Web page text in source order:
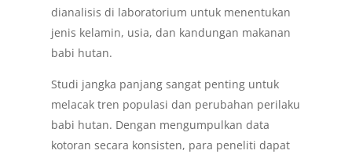
dianalisis di laboratorium untuk menentukan
jenis kelamin, usia, dan kandungan makanan
babi hutan.
Studi jangka panjang sangat penting untuk
melacak tren populasi dan perubahan perilaku
babi hutan. Dengan mengumpulkan data
kotoran secara konsisten, para peneliti dapat